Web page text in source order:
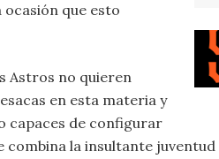
ocasión que esto
Astros no quieren
en esta materia y
capaces de configurar
combina la insultante